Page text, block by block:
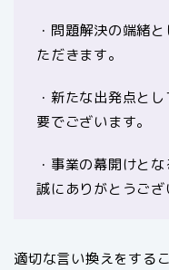
・問題解決の端緒
ただきます。
・新たな出発点と
要でございます。
・事業の幕開けと
誠にありがとうござ
適切な言い換えをする